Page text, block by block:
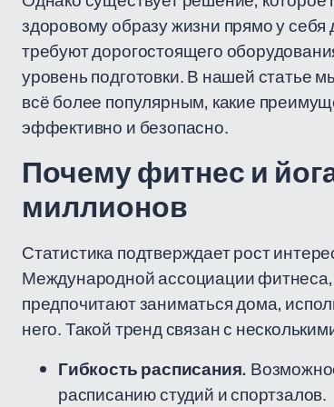
здоровому образу жизни прямо у
требуют дорогостоящего
уровень подготовки. В нашей статье
всё более популярным, какие
эффективно и безопасно.
Почему фитнес и
миллионов
Статистика подтверждает рост
Международной ассоциации
предпочитают заниматься дома,
него. Такой тренд связан с
Гибкость расписания.
расписанию студий и спортзалов.